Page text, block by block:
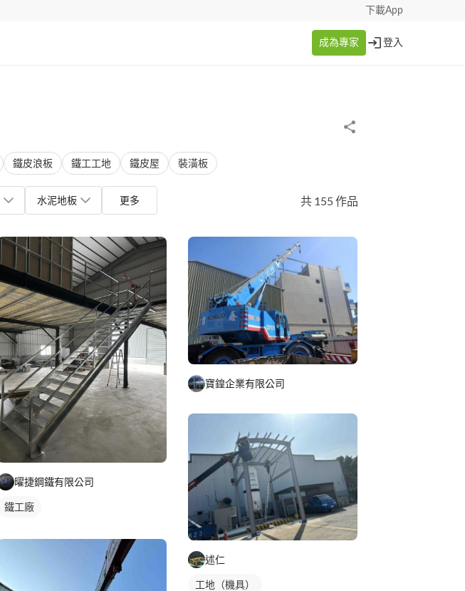
下載App
成為專家 登入
鐵皮浪板 鐵工工地 鐵皮屋 裝潢板
水泥地板 更多 共 155 作品
曜捷鋼鐵有限公司
鐵工廠
寶鍠企業有限公司
述仁
工地（機具）